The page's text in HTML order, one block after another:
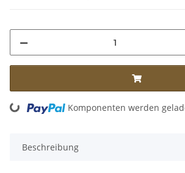
Komponenten werden
Beschreibung